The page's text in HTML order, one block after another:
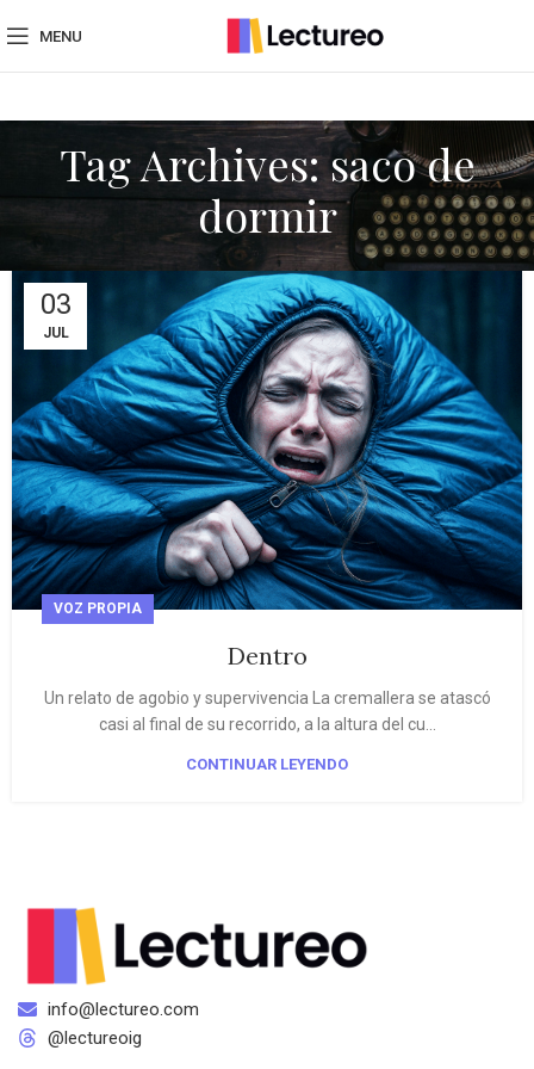
MENU
Tag Archives: saco de
dormir
03
JUL
VOZ PROPIA
Dentro
Un relato de agobio y supervivencia La cremallera se atascó
casi al final de su recorrido, a la altura del cu...
CONTINUAR LEYENDO
info@lectureo.com
@lectureoig